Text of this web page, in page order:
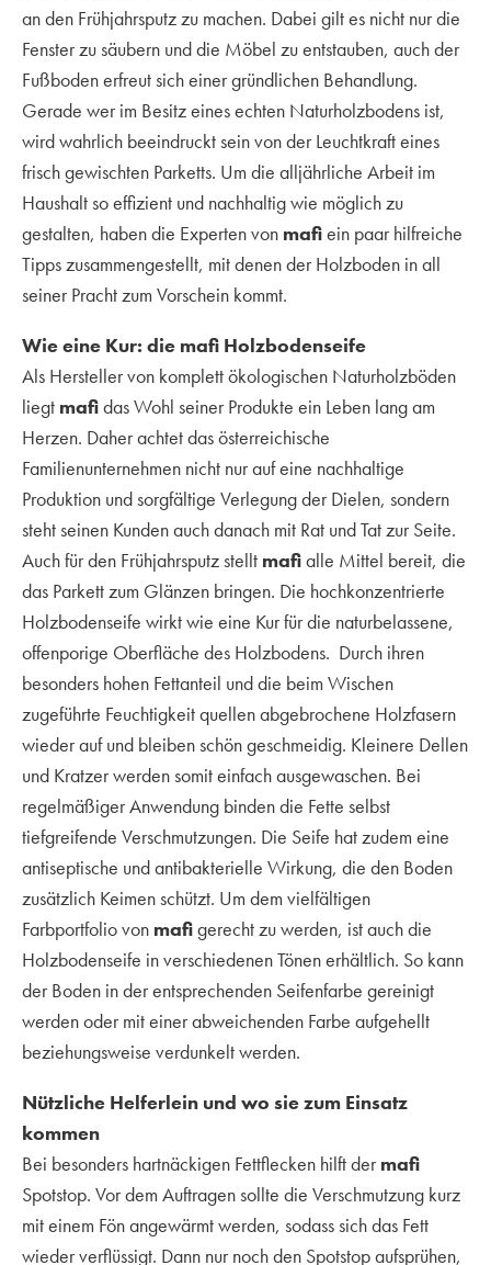
an den Frühjahrsputz zu machen. Dabei gilt es nicht nur die
Fenster zu säubern und die Möbel zu entstauben, auch der
Fußboden erfreut sich einer gründlichen Behandlung.
Gerade wer im Besitz eines echten Naturholzbodens ist,
wird wahrlich beeindruckt sein von der Leuchtkraft eines
frisch gewischten Parketts. Um die alljährliche Arbeit im
Haushalt so effizient und nachhaltig wie möglich zu
gestalten, haben die Experten von mafiein paar hilfreiche
Tipps zusammengestellt, mit denen der Holzboden in all
seiner Pracht zum Vorschein kommt.
Wie eine Kur: die mafi Holzbodenseife
Als Hersteller von komplett ökologischen Naturholzböden
liegt mafidas Wohl seiner Produkte ein Leben lang am
Herzen. Daher achtet das österreichische
Familienunternehmen nicht nur auf eine nachhaltige
Produktion und sorgfältige Verlegung der Dielen, sondern
steht seinen Kunden auch danach mit Rat und Tat zur Seite.
Auch für den Frühjahrsputz stellt mafialle Mittel bereit, die
das Parkett zum Glänzen bringen. Die hochkonzentrierte
Holzbodenseife wirkt wie eine Kur für die naturbelassene,
offenporige Oberfläche des Holzbodens. Durch ihren
besonders hohen Fettanteil und die beim Wischen
zugeführte Feuchtigkeit quellen abgebrochene Holzfasern
wieder auf und bleiben schön geschmeidig. Kleinere Dellen
und Kratzer werden somit einfach ausgewaschen. Bei
regelmäßiger Anwendung binden die Fette selbst
tiefgreifende Verschmutzungen. Die Seife hat zudem eine
antiseptische und antibakterielle Wirkung, die den Boden
zusätzlich Keimen schützt. Um dem vielfältigen
Farbportfolio von mafigerecht zu werden, ist auch die
Holzbodenseife in verschiedenen Tönen erhältlich. So kann
der Boden in der entsprechenden Seifenfarbe gereinigt
werden oder mit einer abweichenden Farbe aufgehellt
beziehungsweise verdunkelt werden.
Nützliche Helferlein und wo sie zum Einsatz
kommen
Bei besonders hartnäckigen Fettflecken hilft dermafi
Spotstop. Vor dem Auftragen sollte die Verschmutzung kurz
mit einem Fön angewärmt werden, sodass sich das Fett
wieder verflüssigt. Dann nur noch den Spotstop aufsprühen,